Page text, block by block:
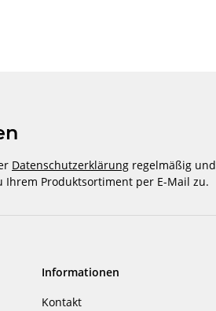
Datenschutzerklärung regelmäßig und
Produktsortiment per E-Mail zu.
Informationen
Kontakt